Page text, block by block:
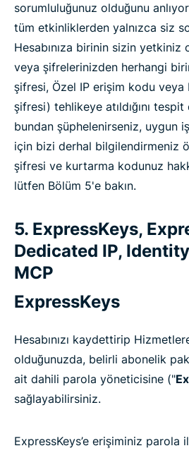
sorumluluğunuz olduğunu
tüm etkinliklerden yalnızca siz
Hesabınıza birinin sizin yetkiniz
veya şifrelerinizden herhangi
şifresi, Özel IP erişim kodu veya
şifresi) tehlikeye atıldığını
bundan şüphelenirseniz, uygun
için bizi derhal bilgilendirmeniz
şifresi ve kurtarma kodunuz
lütfen Bölüm 5'e bakın.
5. ExpressKeys,
Dedicated IP,
MCP
ExpressKeys
Hesabınızı kaydettirip
olduğunuzda, belirli abonelik
ait dahili parola yöneticisine ("
sağlayabilirsiniz.
ExpressKeys’e erişiminiz parola